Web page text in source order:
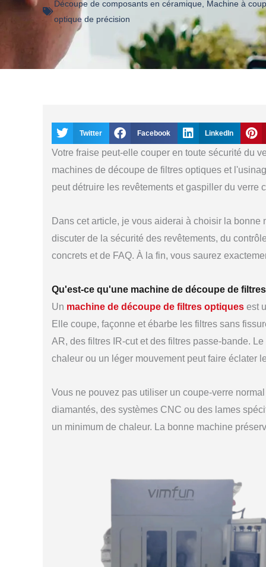
Découpe de composants en céramique
Machine à
optique de précision
Twitter Facebook LinkedIn
Votre fraise peut-elle couper en toute sécurité du
machines de découpe de filtres optiques et
peut détruire les revêtements et gaspiller du verre
Dans cet article, je vous aiderai à choisir la
discuter de la sécurité des revêtements, du
concrets et de FAQ. À la fin, vous saurez
Qu'est-ce qu'une machine de découpe de
Un machine de découpe de filtres optiques est
Elle coupe, façonne et ébarbe les filtres sans
AR, des filtres IR-cut et des filtres passe-bande.
chaleur ou un léger mouvement peut faire éclater
Vous ne pouvez pas utiliser un coupe-verre
diamantés, des systèmes CNC ou des lames
un minimum de chaleur. La bonne machine